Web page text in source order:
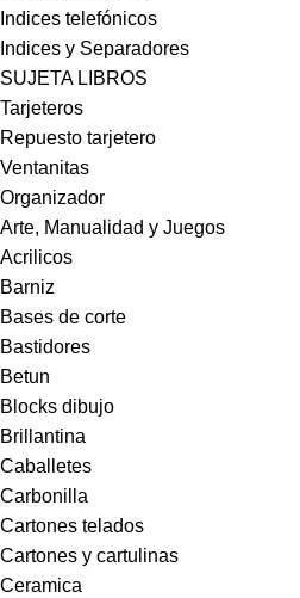
Indices telefónicos
Indices y Separadores
SUJETA LIBROS
Tarjeteros
Repuesto tarjetero
Ventanitas
Organizador
Arte, Manualidad y Juegos
Acrilicos
Barniz
Bases de corte
Bastidores
Betun
Blocks dibujo
Brillantina
Caballetes
Carbonilla
Cartones telados
Cartones y cartulinas
Ceramica